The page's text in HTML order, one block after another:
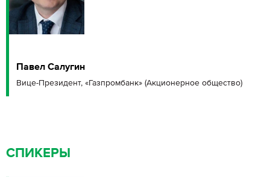
Павел Салугин
Вице-Президент, «Газпромбанк» (Акционерное общество)
СПИКЕРЫ